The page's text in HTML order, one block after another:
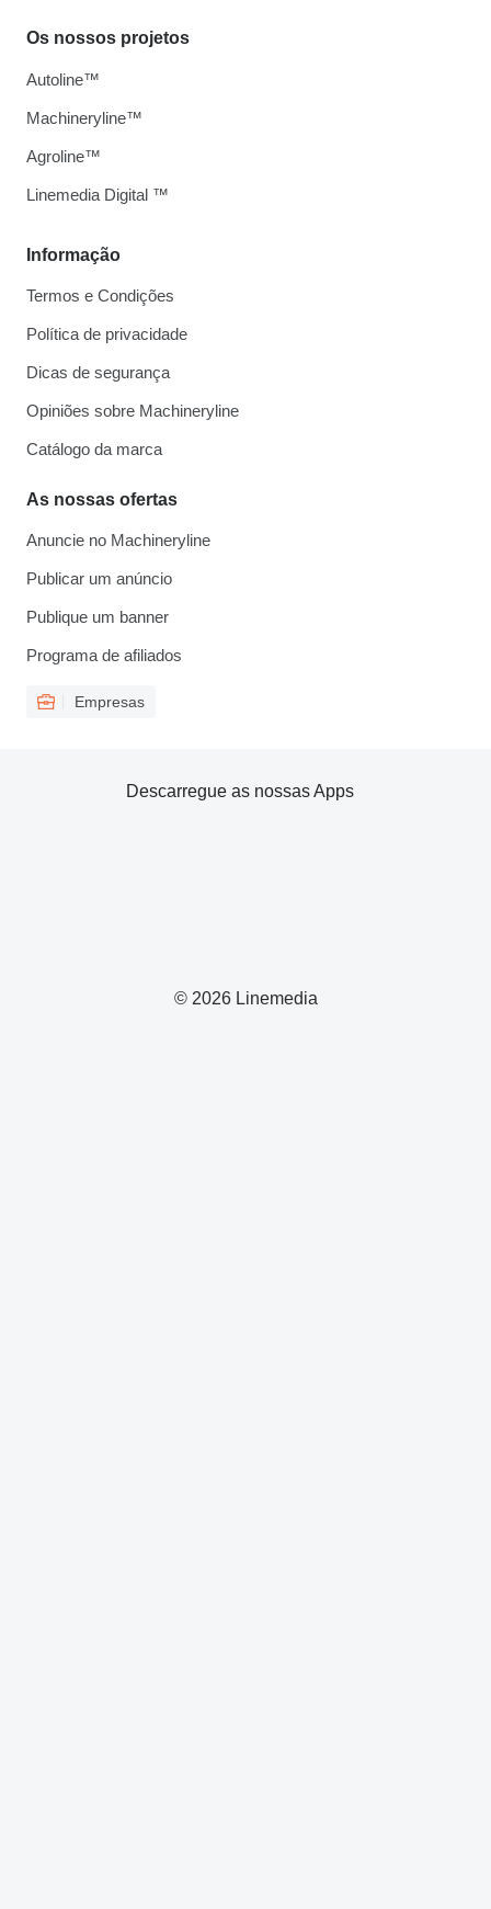
Informação
Termos e Condições
Política de privacidade
Dicas de segurança
Opiniões sobre Machineryline
Catálogo da marca
As nossas ofertas
Anuncie no Machineryline
Publicar um anúncio
Publique um banner
Programa de afiliados
Empresas
Os nossos projetos
Autoline™
Machineryline™
Agroline™
Linemedia Digital ™
© 2026 Linemedia
Descarregue as nossas Apps